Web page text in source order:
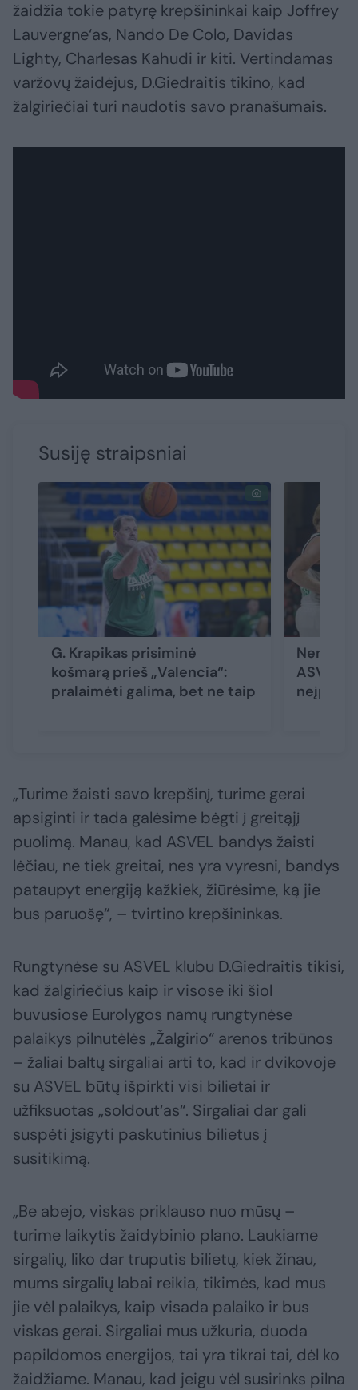
žaidžia tokie patyrę krepšininkai kaip Joffrey
Lauvergne‘as, Nando De Colo, Davidas
Lighty, Charlesas Kahudi ir kiti. Vertindamas
varžovų žaidėjus, D.Giedraitis tikino, kad
žalgiriečiai turi naudotis savo pranašumais.
Susiję straipsniai
G. Krapikas prisiminė
košmarą prieš „Valencia“:
pralaimėti galima, bet ne taip
ASVEL
„Turime žaisti savo krepšinį, turime gerai
apsiginti ir tada galėsime bėgti į greitąjį
puolimą. Manau, kad ASVEL bandys žaisti
lėčiau, ne tiek greitai, nes yra vyresni, bandys
pataupyt energiją kažkiek, žiūrėsime, ką jie
bus paruošę“, – tvirtino krepšininkas.
Rungtynėse su ASVEL klubu D.Giedraitis tikisi,
kad žalgiriečius kaip ir visose iki šiol
buvusiose Eurolygos namų rungtynėse
palaikys pilnutėlės „Žalgirio“ arenos tribūnos
– žaliai baltų sirgaliai arti to, kad ir dvikovoje
su ASVEL būtų išpirkti visi bilietai ir
užfiksuotas „soldout‘as“. Sirgaliai dar gali
suspėti įsigyti paskutinius bilietus į
susitikimą.
„Be abejo, viskas priklauso nuo mūsų –
turime laikytis žaidybinio plano. Laukiame
sirgalių, liko dar truputis bilietų, kiek žinau,
mums sirgalių labai reikia, tikimės, kad mus
jie vėl palaikys, kaip visada palaiko ir bus
viskas gerai. Sirgaliai mus užkuria, duoda
papildomos energijos, tai yra tikrai tai, dėl ko
žaidžiame. Manau, kad jeigu vėl susirinks pilna